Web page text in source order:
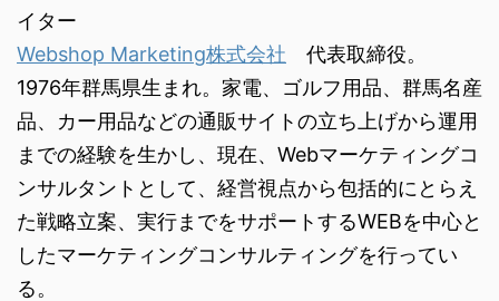
イター
Webshop Marketing株式会社 代表取締役。
1976年群馬県生まれ。家電、ゴルフ用品、群馬名産
品、カー用品などの通販サイトの立ち上げから運用
までの経験を生かし、現在、Webマーケティングコ
ンサルタントとして、経営視点から包括的にとらえ
た戦略立案、実行までをサポートするWEBを中心と
したマーケティングコンサルティングを行ってい
る。